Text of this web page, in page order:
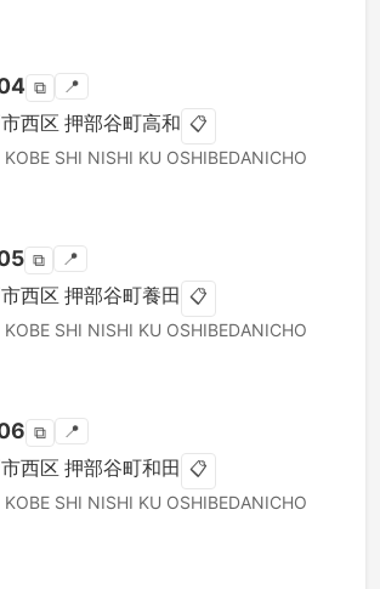
⧉ 📍
西区 押部谷町高和 📋
KOBE SHI NISHI KU OSHIBEDANICHO
⧉ 📍
西区 押部谷町養田 📋
KOBE SHI NISHI KU OSHIBEDANICHO
⧉ 📍
西区 押部谷町和田 📋
KOBE SHI NISHI KU OSHIBEDANICHO